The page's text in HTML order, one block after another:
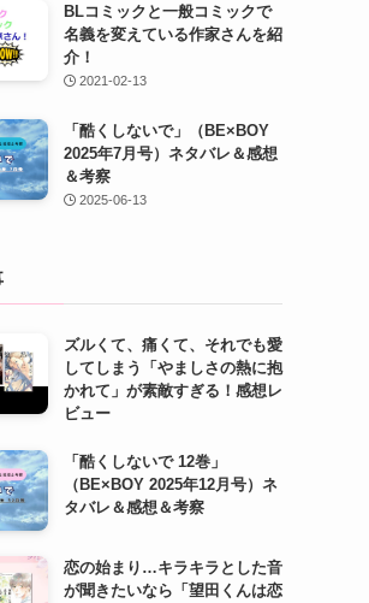
BLコミックと一般コミックで
名義を変えている作家さんを紹
介！
2021-02-13
「酷くしないで」（BE×BOY
2025年7月号）ネタバレ＆感想
＆考察
2025-06-13
ズルくて、痛くて、それでも愛
してしまう「やましさの熱に抱
かれて」が素敵すぎる！感想レ
ビュー
「酷くしないで 12巻」
（BE×BOY 2025年12月号）ネ
タバレ＆感想＆考察
恋の始まり…キラキラとした音
が聞きたいなら「望田くんは恋